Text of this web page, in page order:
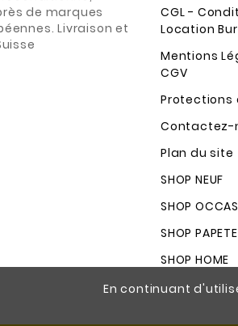
En continuant
de marques
Livraison et
CGL -
Location
Mentions
CGV
Protections
Contactez-
Plan du site
SHOP NEUF
SHOP
SHOP
SHOP HOME